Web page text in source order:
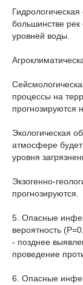
большинстве
уровней воды.
процессы на
прогнозируются
Экологическая
атмосфере
уровня
Экзогенно-
прогнозируются.
5. Опасные
вероятность
- позднее
проведение
6. Опасные